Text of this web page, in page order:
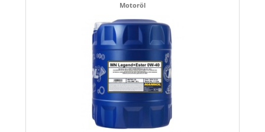
Motoröl